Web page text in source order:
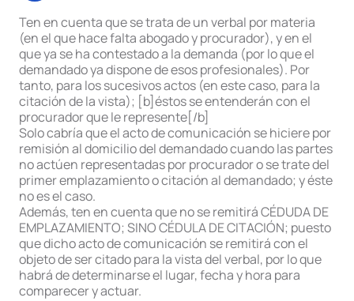
Ten en cuenta que se trata de un verbal por materia
(en el que hace falta abogado y procurador), y en el
que ya se ha contestado a la demanda (por lo que el
demandado ya dispone de esos profesionales). Por
tanto, para los sucesivos actos (en este caso, para la
citación de la vista); [b]éstos se entenderán con el
procurador que le represente[/b]
Solo cabría que el acto de comunicación se hiciere por
remisión al domicilio del demandado cuando las partes
no actúen representadas por procurador o se trate del
primer emplazamiento o citación al demandado; y éste
no es el caso.
Además, ten en cuenta que no se remitirá CÉDUDA DE
EMPLAZAMIENTO; SINO CÉDULA DE CITACIÓN; puesto
que dicho acto de comunicación se remitirá con el
objeto de ser citado para la vista del verbal, por lo que
habrá de determinarse el lugar, fecha y hora para
comparecer y actuar.